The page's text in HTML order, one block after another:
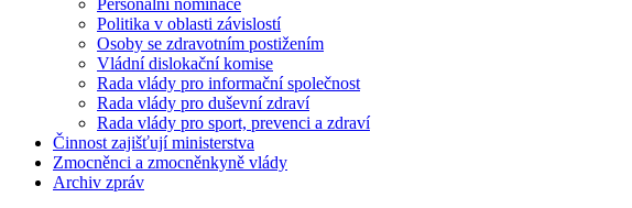
Politika v oblasti závislostí
Osoby se zdravotním postižením
Vládní dislokační komise
Rada vlády pro informační společnost
Rada vlády pro duševní zdraví
Rada vlády pro sport, prevenci a zdraví
Činnost zajišťují ministerstva
Zmocněnci a zmocněnkyně vlády
Archiv zpráv